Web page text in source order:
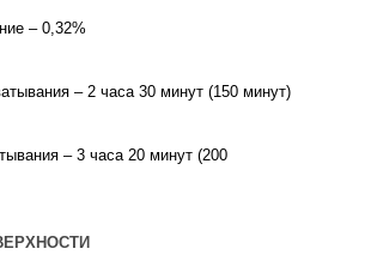
– 0,32%
– 2 часа 30 минут (150 минут)
– 3 часа 20 минут (200